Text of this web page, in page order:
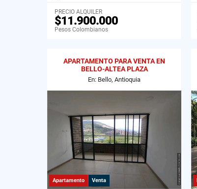
PRECIO ALQUILER
$11.900.000
Pesos Colombianos
APARTAMENTO PARA VENTA EN
BELLO-ALTEA PLAZA
En: Bello, Antioquia
Apartamento Venta